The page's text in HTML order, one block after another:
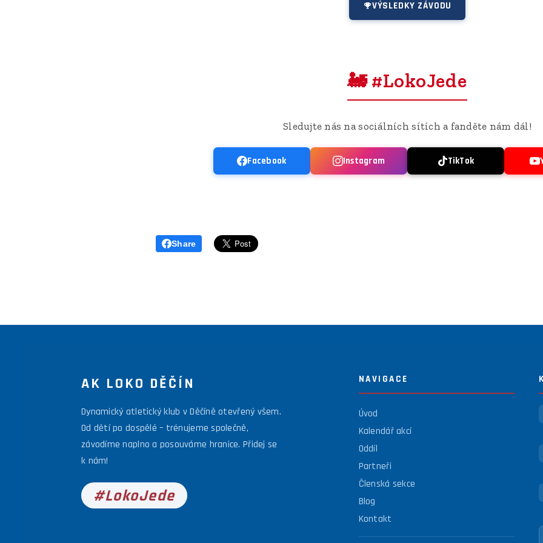
VÝSLEDKY ZÁVODU
🚂 #LokoJede
Sledujte nás na sociálních sítích a fanděte nám dál!
Facebook Instagram TikTok
Share
AK LOKO DĚČÍN
Dynamický atletický klub v Děčíně otevřený všem.
Od dětí po dospělé – trénujeme společně,
závodíme naplno a posouváme hranice. Přidej se
k nám!
#LokoJede
NAVIGACE
Úvod
Kalendář akcí
Oddíl
Partneři
Členská sekce
Blog
Kontakt